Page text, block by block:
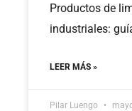
Productos de
industriales:
LEER MÁS »
Pilar Luengo